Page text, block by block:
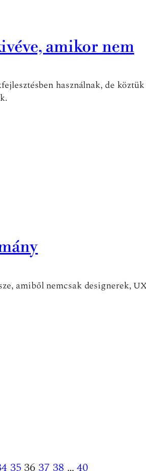
amikor nem
használnak, de
amiből nemcsak designerek,
353637 38 …40